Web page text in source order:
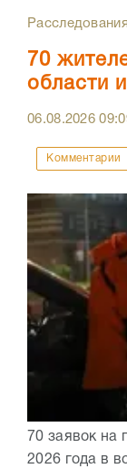
Расследования
70
области
06.08.2026
Комментарии
70 заявок на
2026 года в